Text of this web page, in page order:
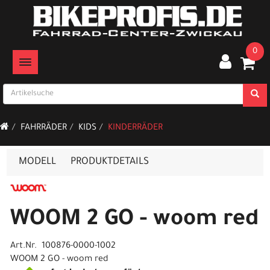
TOGGLE NAVIGATION
0
FAHRRÄDER KIDS KINDERRÄDER
MODELL PRODUKTDETAILS
WOOM 2 GO - woom red
Art.Nr. 100876-0000-1002
WOOM 2 GO - woom red